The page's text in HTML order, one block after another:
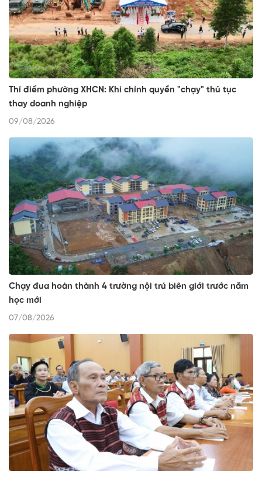
Thí điểm phường XHCN: Khi chính quyền "chạy" thủ tục
thay doanh nghiệp
09/08/2026
Chạy đua hoàn thành 4 trường nội trú biên giới trước năm
học mới
07/08/2026